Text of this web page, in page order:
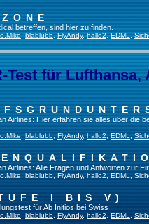
betreffen, sind hier zu finden.
blablubb FlyAndy, hallo2 EDML
Test für Lufthansa,
Airlines: Hier erfahren sie alles über die
blablubb FlyAndy, hallo2 EDML
Airlines: Alle Fragen und Antworten zur
blablubb FlyAndy, hallo2 EDML
I BIS V)
für Ab Initios bei Swiss
blablubb FlyAndy, hallo2 EDML